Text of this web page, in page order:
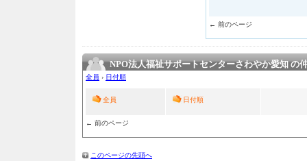
← 前のページ
NPO法人福祉サポートセンターさわやか愛知 の
全員 › 日付順
全員 日付順
← 前のページ
このページの先頭へ